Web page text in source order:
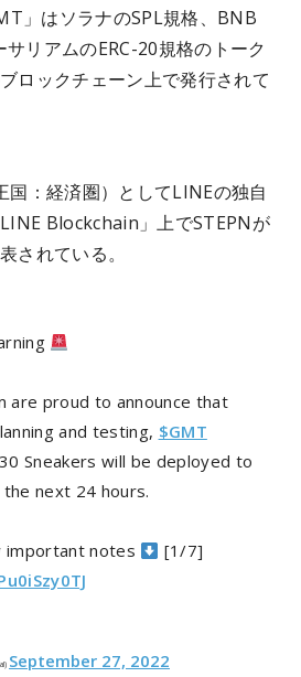
」はソラナのSPL規格、BNB
リアムのERC-20規格のトーク
ロックチェーン上で発行されて
国：経済圏）としてLINEの独自
Blockchain」上でSTEPNが
されている。
are proud to announce that
and testing, $GMT
Sneakers will be deployed to
the next 24 hours.
important notes
[1/7]
September 27, 2022